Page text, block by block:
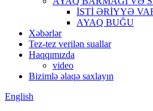
İSTİ ƏRİYYƏ
AYAQ BUĞU
Xəbərlər
Tez-tez verilən suallar
Haqqımızda
video
Bizimlə əlaqə saxlayın
English